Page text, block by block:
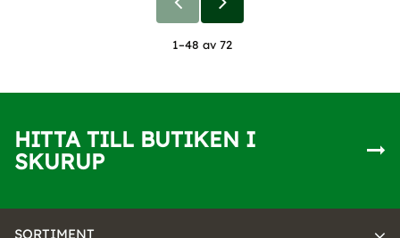
1–48 av 72
HITTA TILL BUTIKEN I
SKURUP
SORTIMENT